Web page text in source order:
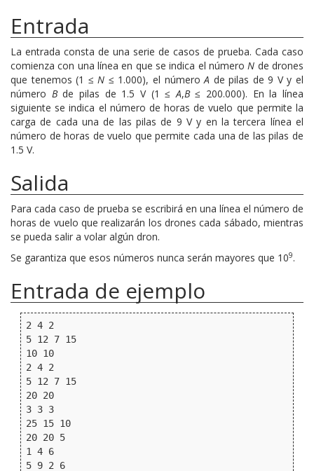
Entrada
La entrada consta de una serie de casos de prueba. Cada caso
comienza con una línea en que se indica el númeroN de drones
que tenemos (1 ≤N ≤ 1.000), el númeroA de pilas de 9 V y el
número Bde pilas de 1.5 V (1 ≤A,B≤ 200.000). En la línea
siguiente se indica el número de horas de vuelo que permite la
carga de cada una de las pilas de 9 V y en la tercera línea el
número de horas de vuelo que permite cada una de las pilas de
1.5 V.
Salida
Para cada caso de prueba se escribirá en una línea el número de
horas de vuelo que realizarán los drones cada sábado, mientras
se pueda salir a volar algún dron.
Se garantiza que esos números nunca serán mayores que 109.
Entrada de ejemplo
2 4 2
5 12 7 15
10 10
2 4 2
5 12 7 15
20 20
3 3 3
25 15 10
20 20 5
1 4 6
5 9 2 6